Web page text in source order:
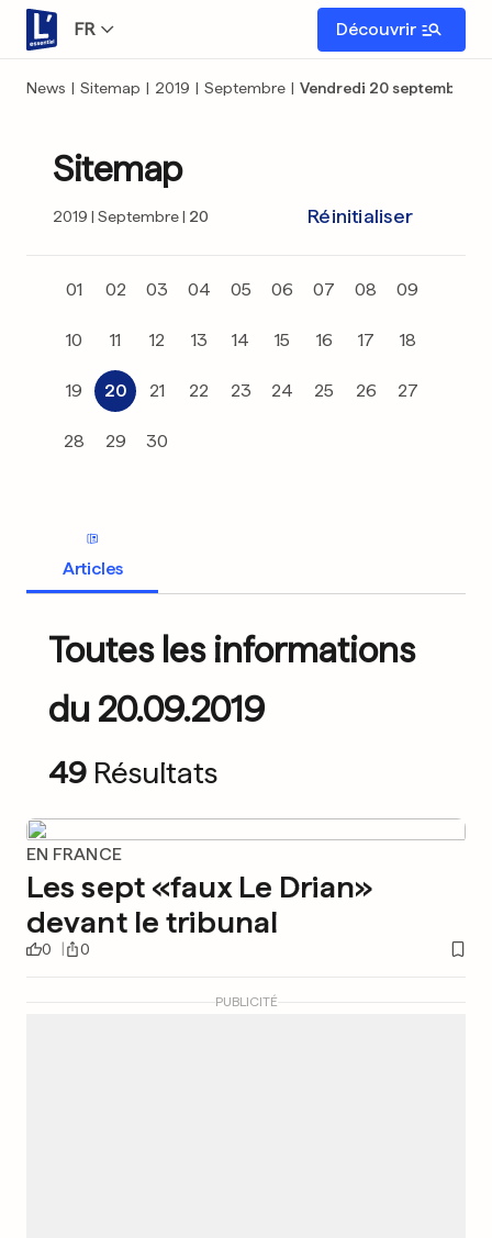
FR Découvrir
News | Sitemap | 2019 | Septembre | Vendredi 20 septembre
Sitemap
2019 Septembre 20 Réinitialiser
01 02 03 04 05 06 07 08 09
10 11 12 13 14 15 16 17 18
19 20 21 22 23 24 25 26 27
28 29 30
Articles
Toutes les informations
du 20.09.2019
49 Résultats
EN FRANCE
Les sept «faux Le Drian»
devant le tribunal
0 0
PUBLICITÉ